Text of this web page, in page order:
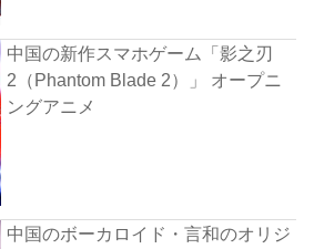
中国の新作スマホゲーム「影之刃
2（Phantom Blade 2）」 オープニ
ングアニメ
中国のボーカロイド・言和のオリジ